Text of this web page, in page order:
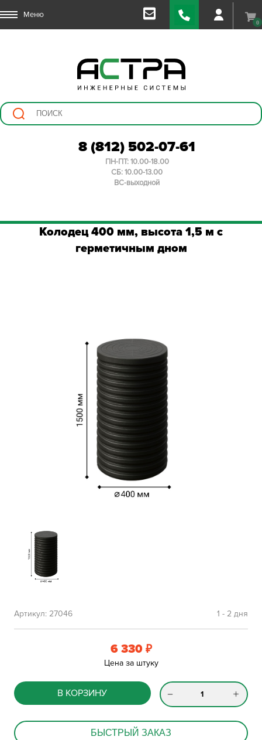
Меню
0
8 (812) 502-07-61
ПН-ПТ: 10.00-18.00
СБ: 10.00-13.00
ВС-выходной
Колодец 400 мм, высота 1,5 м с
герметичным дном
1 - 2 дня
Артикул: 27046
6 330 ₽
Цена за штуку
В КОРЗИНУ
БЫСТРЫЙ ЗАКАЗ